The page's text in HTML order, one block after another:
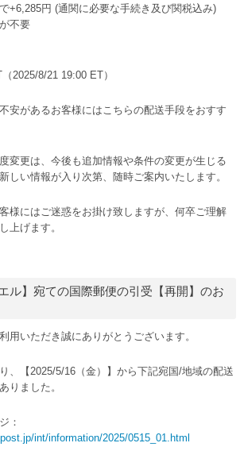
+6,285円 (通関に必要な手続き及び関税込み)
不要
2025/8/21 19:00 ET）
安があるお客様にはこちらの配送手段をおすす
変更は、今後も追加情報や条件の変更が生じる
しい情報が入り次第、随時ご案内いたします。
様にはご迷惑をお掛け致しますが、何卒ご理解
上げます。
ル】宛ての国際郵便の引受【再開】のお
用いただき誠にありがとうございます。
、【2025/5/16（金）】から下記宛国/地域の配送
りました。
：
int/information/2025/0515_01.html